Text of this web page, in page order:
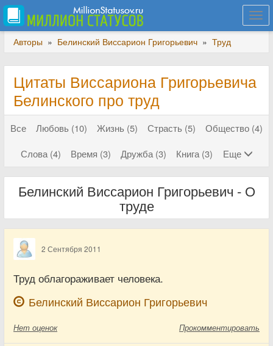
Авторы » Белинский Виссарион Григорьевич » Труд
Цитаты Виссариона Григорьевича
Белинского про труд
Все Любовь (10) Жизнь (5) Страсть (5)
Общество (4)
Слова (4)
Время (3) Дружба (3) Книга (3) Еще
Белинский Виссарион Григорьевич - О
труде
2 Сентября 2011
Труд облагораживает человека.
Белинский Виссарион Григорьевич
Нет оценок Прокомментировать